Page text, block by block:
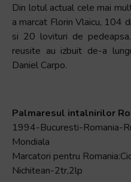
Din lotul actual cele mai
a marcat Florin Vlaicu, 104
si 20 lovituri de
reusite au izbuit de-a
Daniel Carpo.
Palmaresul intalnirilor
1994-Bucuresti-Romania-
Mondiala
Marcatori pentru
Nichitean-2tr,2lp